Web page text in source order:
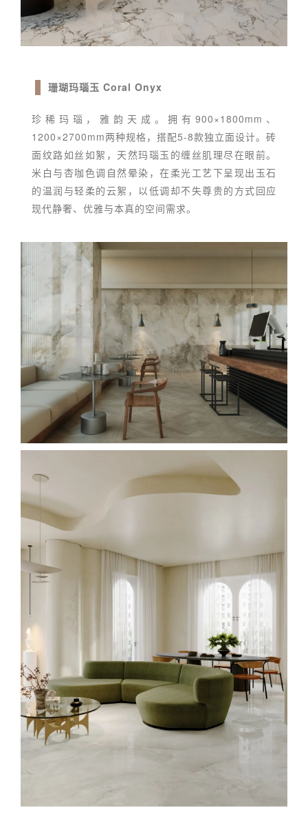
珊瑚玛瑙玉 Coral Onyx
珍稀玛瑙，雅韵天成。拥有900×1800mm、
1200×2700mm两种规格，搭配5-8款独立面设计。砖
面纹路如丝如絮，天然玛瑙玉的缠丝肌理尽在眼前。
米白与杏咖色调自然晕染，在柔光工艺下呈现出玉石
的温润与轻柔的云絮，以低调却不失尊贵的方式回应
现代静奢、优雅与本真的空间需求。